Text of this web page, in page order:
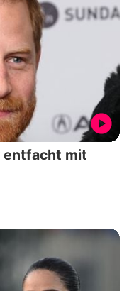
entfacht mit